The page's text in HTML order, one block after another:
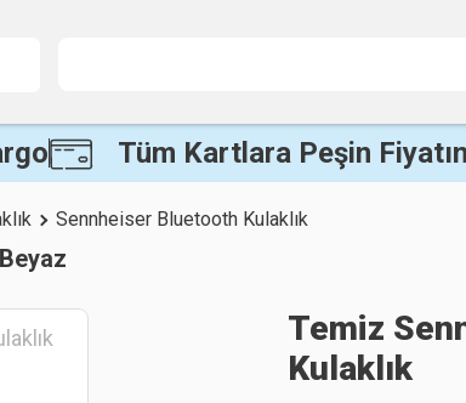
Tüm Kartlara Peşin
Sennheiser Bluetooth Kulaklık
Temiz
Kulaklık